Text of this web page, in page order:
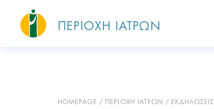
ΠΕΡΙΟΧΗ ΙΑΤΡΩΝ
HOMEPAGE ΠΕΡΙΟΧΗ ΙΑΤΡΩΝ ΕΚΔΗΛΩΣΕΙΣ